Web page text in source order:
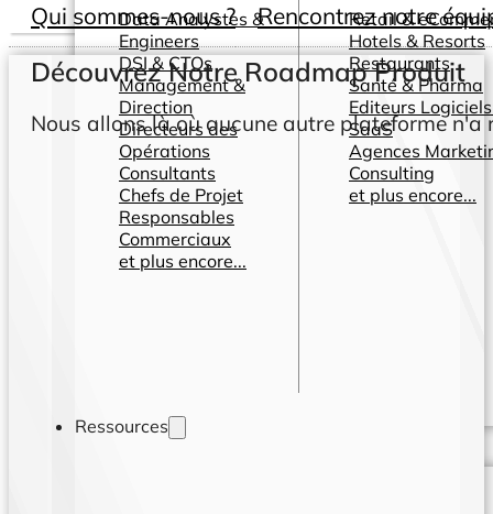
Data Analystes &
Engineers
DSI & CTOs
Management &
Direction
Directeurs des
Opérations
Consultants
Chefs de Projet
Responsables
Commerciaux
et plus encore...
Retail &
Hotels & Resorts
Restaurants
Santé & Pharma
Editeurs
SaaS
Agences
Consulting
et plus encore...
Ressources
Qui sommes-nous ? Rencontrez notre
Découvrez Notre Roadmap Produit
Nous allons là où aucune autre plateforme n'a